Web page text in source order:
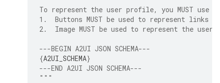
To represent the user profile, you MUST use
1.  Buttons MUST be used to represent
2.  Image MUST be used to represent the
---BEGIN A2UI JSON SCHEMA---
{A2UI_SCHEMA}
---END A2UI JSON SCHEMA---
"""